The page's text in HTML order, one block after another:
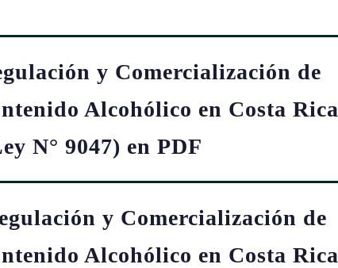
y Comercialización de
Alcohólico en Costa Rica
N° 9047) en PDF
y Comercialización de
Alcohólico en Costa Rica